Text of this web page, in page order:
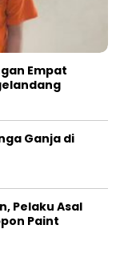
Empat
Ganja di
Pelaku Asal
Paint